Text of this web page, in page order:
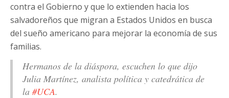
contra el Gobierno y que lo extienden hacia los
salvadoreños que migran a Estados Unidos en busca
del sueño americano para mejorar la economía de sus
familias.
Hermanos de la diáspora, escuchen lo que dijo
Julia Martínez, analista política y catedrática de
la #UCA.